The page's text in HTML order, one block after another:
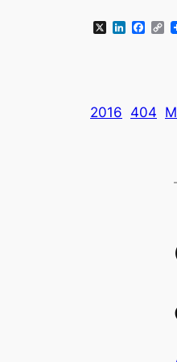
X LinkedIn
2016 404